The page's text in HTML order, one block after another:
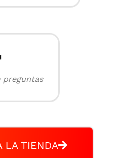
preguntas
LA TIENDA